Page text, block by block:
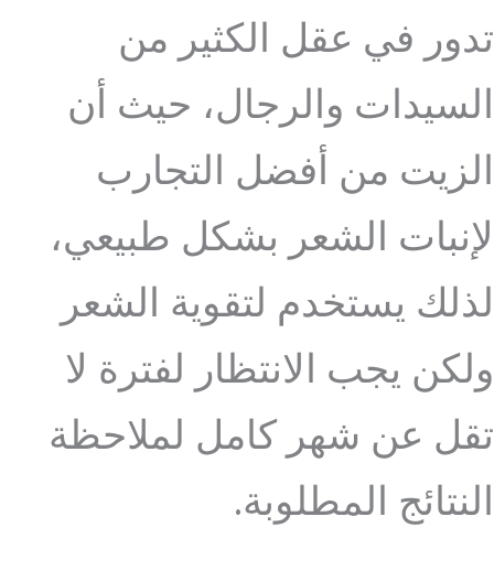
تدور في عقل الكثير من
السيدات والرجال، حيث أن
الزيت من أفضل التجارب
لإنبات الشعر بشكل طبيعي،
لذلك يستخدم لتقوية الشعر
ولكن يجب الانتظار لفترة لا
تقل عن شهر كامل لملاحظة
النتائج المطلوبة.